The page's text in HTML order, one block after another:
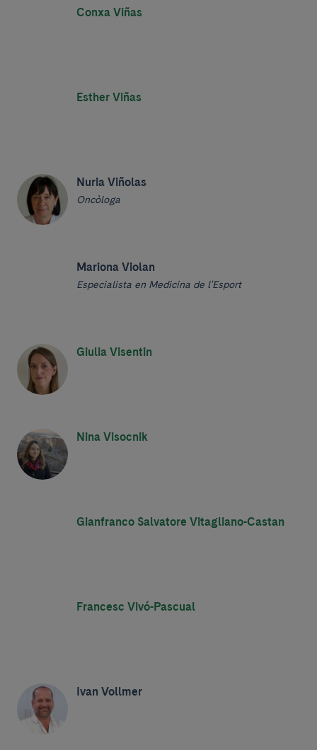
Conxa Viñas
Esther Viñas
Nuria Viñolas
Oncòloga
Mariona Violan
Especialista en Medicina de l'Esport
Giulia Visentin
Nina Visocnik
Gianfranco Salvatore Vitagliano-Castan
Francesc Vivó-Pascual
Ivan Vollmer